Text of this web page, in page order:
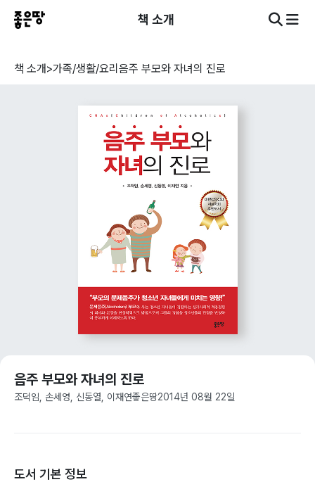
책 소개
책 소개>가족/생활/요리 음주 부모와 자녀의 진로
음주 부모와 자녀의 진로
조덕임, 손세영, 신동열, 이재연좋은땅2014년 08월 22일
도서 기본 정보